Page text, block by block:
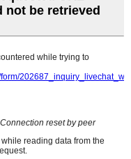
Zone, Jiangsu